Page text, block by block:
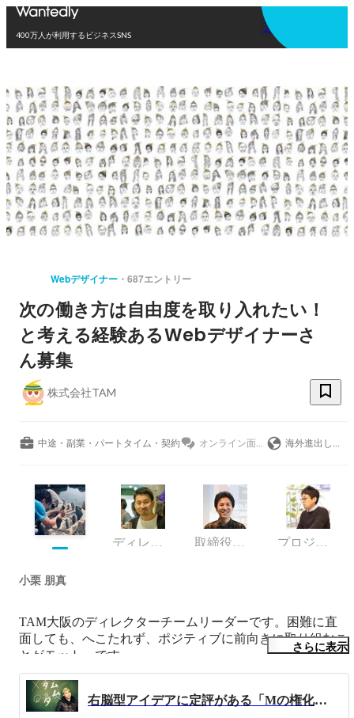
400万人が利用するビジネスSNS
アプリを使う
Webデザイナー 687エントリー
次の働き方は自由度を取り入れたい！
と考える経験あるWebデザイナーさ
ん募集
株式会社TAM
中途・副業・パートタイム・契約
ディレクター 取締役：デザインテクノロジーチーム プロジェクトマネージャー
小栗 朋真
TAM大阪のディレクターチームリーダーです。困難に直
面しても、へこたれず、ポジティブに前向きに取り組むこ
とがモットーです。
趣味はファミリー野宿。田んぼのあぜ道や山中の空き地に
テントを張って夜を耐え忍んでいます。
さらに表示
右脳型アイデアに定評がある「Mの権化（もう菩薩のよう）」くりやんさん